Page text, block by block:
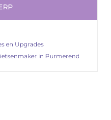
en Upgrades
in Purmerend